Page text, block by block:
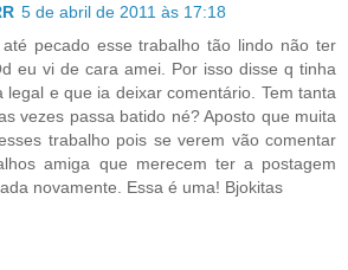
5 de abril de 2011 às 17:18
até pecado esse trabalho tão lindo não ter
eu vi de cara amei. Por isso disse q tinha
legal e que ia deixar comentário. Tem tanta
vezes passa batido né? Aposto que muita
trabalho pois se verem vão comentar
amiga que merecem ter a postagem
novamente. Essa é uma! Bjokitas